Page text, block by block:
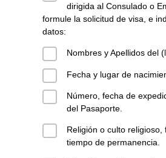
dirigida al Consulado o
formule la solicitud de visa, e
datos:
Nombres y Apellidos del
Fecha y lugar de
Número, fecha de
del Pasaporte.
Religión o culto
tiempo de permanencia.